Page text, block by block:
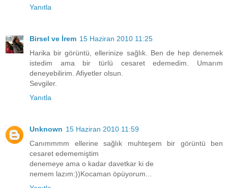
Yanıtla
Birsel ve İrem 15 Haziran 2010 11:25
Harika bir görüntü, ellerinize sağlık. Ben de hep denemek
istedim ama bir türlü cesaret edemedim. Umarım
deneyebilirim. Afiyetler olsun.
Sevgiler.
Yanıtla
Unknown 15 Haziran 2010 11:59
Canımmmm ellerine sağlık muhteşem bir görüntü ben
cesaret edememiştim
denemeye ama o kadar davetkar ki de
nemem lazım:))Kocaman öpüyorum...